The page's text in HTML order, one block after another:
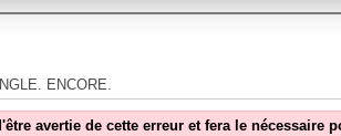
ENCORE.
avertie de cette erreur et fera le nécessaire